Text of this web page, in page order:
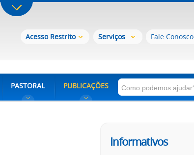
Acesso Restrito Serviços Fale Conosco
PASTORAL PUBLICAÇÕES
Informativos